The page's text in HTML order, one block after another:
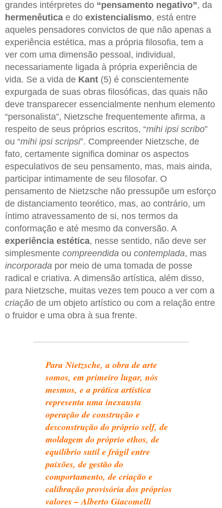
grandes intérpretes do “pensamento negativo”, da
hermenêutica e do existencialismo, está entre
aqueles pensadores convictos de que não apenas a
experiência estética, mas a própria filosofia, tem a
ver com uma dimensão pessoal, individual,
necessariamente ligada à própria experiência de
vida. Se a vida de Kant (5) é conscientemente
expurgada de suas obras filosóficas, das quais não
deve transparecer essencialmente nenhum elemento
“personalista”, Nietzsche frequentemente afirma, a
respeito de seus próprios escritos, “mihi ipsi scribo”
ou “mihi ipsi scripsi”. Compreender Nietzsche, de
fato, certamente significa dominar os aspectos
especulativos de seu pensamento, mas, mais ainda,
participar intimamente de seu filosofar. O
pensamento de Nietzsche não pressupõe um esforço
de distanciamento teorético, mas, ao contrário, um
íntimo atravessamento de si, nos termos da
conformação e até mesmo da conversão. A
experiência estética, nesse sentido, não deve ser
simplesmente compreendida ou contemplada, mas
incorporada por meio de uma tomada de posse
radical e criativa. A dimensão artística, além disso,
para Nietzsche, muitas vezes tem pouco a ver com a
criação de um objeto artístico ou com a relação entre
o fruidor e uma obra à sua frente.
Para Nietzsche, a obra de arte
somos, em primeiro lugar, nós
mesmos, e a prática artística
representa uma inexausta
operação de construção e
desconstrução do próprio self, de
moldagem do próprio ethos, de
equilíbrio sutil e frágil entre
paixões, de gestão do
comportamento, de criação e
calibração provisória dos próprios
valores – Alberto Giacomelli